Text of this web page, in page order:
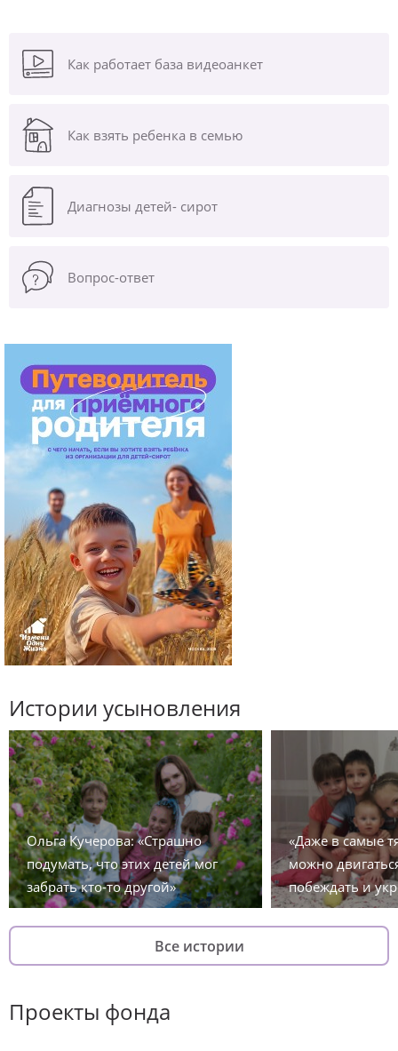
Как работает база видеоанкет
Как взять ребенка в семью
Диагнозы детей- сирот
Вопрос-ответ
Истории усыновления
Ольга Кучерова: «Страшно
подумать, что этих детей мог
забрать кто-то другой»
«Даже в самые
можно
побеждать и
Все истории
Проекты фонда